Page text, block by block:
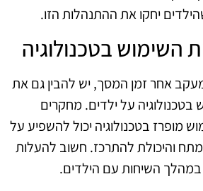
יחקו את ההתנהלות הזו.
השימוש בטכנולוגיה
אחר זמן המסך, יש להבין גם את
על ילדים. מחקרים
מופרז בטכנולוגיה יכול להשפיע על
והיכולת להתרכז. חשוב להעלות
במהלך השיחות עם הילדים.